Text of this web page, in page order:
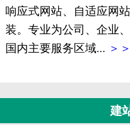
响应式网站、自适应网
装。专业为公司、企业
国内主要服务区域... ＞
建